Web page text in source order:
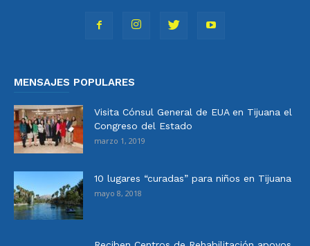
MENSAJES POPULARES
Visita Cónsul General de EUA en Tijuana el
Congreso del Estado
marzo 1, 2019
10 lugares “curadas” para niños en Tijuana
mayo 8, 2018